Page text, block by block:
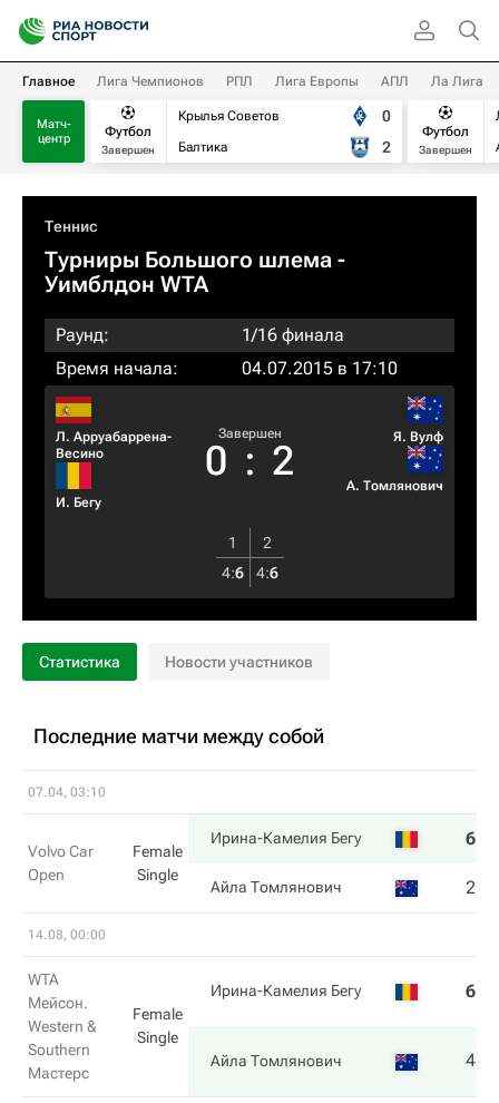
Главное Лига Чемпионов РПЛ Лига Европы АПЛ Ла Лига
Матч-
центр
Футбол
Завершен
Крылья Советов
Балтика
0
2
Футбол
Завершен
Теннис
Турниры Большого шлема -
Уимблдон WTA
Раунд:
1/16 финала
Время начала:
04.07.2015 в 17:10
Л. Арруабаррена-
Весино
И. Бегу
Завершен
0 : 2
Я. Вулф
А. Томлянович
1
2
4:6 4:6
Статистика Новости участников
Последние матчи между собой
07.04, 03:10
Volvo Car
Open
Female
Single
Ирина-Камелия Бегу 6
Айла Томлянович 2
14.08, 00:00
WTA
Мейсон.
Western &
Southern
Мастерс
Female
Single
Ирина-Камелия Бегу 6
Айла Томлянович 4